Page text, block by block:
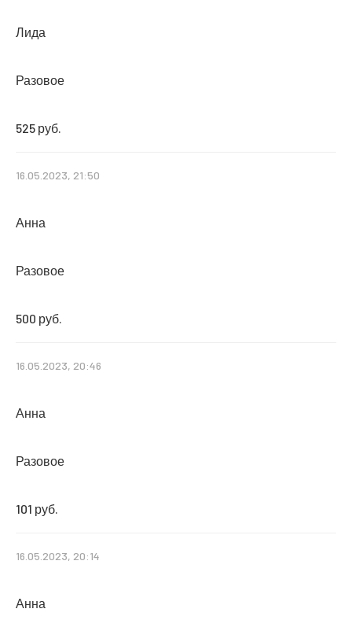
Лида
Разовое
525 руб.
16.05.2023, 21:50
Анна
Разовое
500 руб.
16.05.2023, 20:46
Анна
Разовое
101 руб.
16.05.2023, 20:14
Анна